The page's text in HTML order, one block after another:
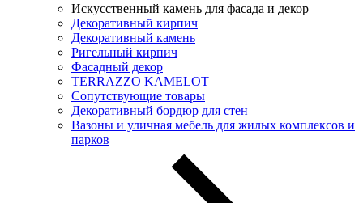
Искусственный камень для фасада и декор
Декоративный кирпич
Декоративный камень
Ригельный кирпич
Фасадный декор
TERRAZZO KAMELOT
Сопутствующие товары
Декоративный бордюр для стен
Вазоны и уличная мебель для жилых комплексов и
парков